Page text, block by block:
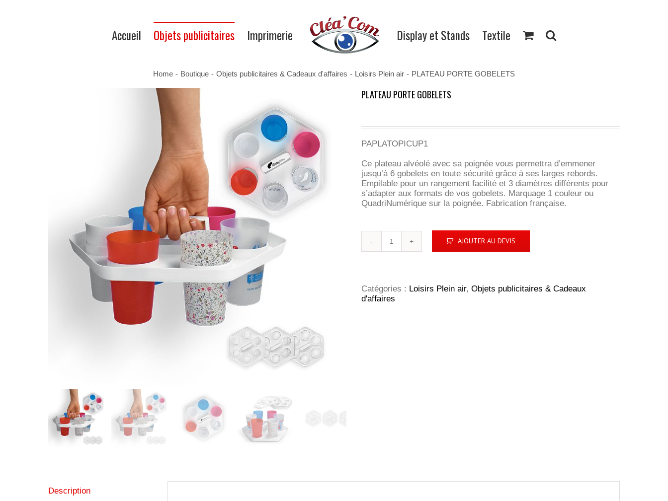
Accueil Objets publicitaires Imprimerie Display et Stands Textile
Home - Boutique - Objets publicitaires & Cadeaux d'affaires - Loisirs Plein air - PLATEAU PORTE GOBELETS
PLATEAU PORTE GOBELETS
PAPLATOPICUP1
Ce plateau alvéolé avec sa poignée vous permettra d’emmener
jusqu’à 6 gobelets en toute sécurité grâce à ses larges rebords.
Empilable pour un rangement facilité et 3 diamètres différents pour
s’adapter aux formats de vos gobelets. Marquage 1 couleur ou
QuadriNumérique sur la poignée. Fabrication française.
AJOUTER AU DEVIS
Catégories : Loisirs Plein air, Objets publicitaires & Cadeaux
d'affaires
Description